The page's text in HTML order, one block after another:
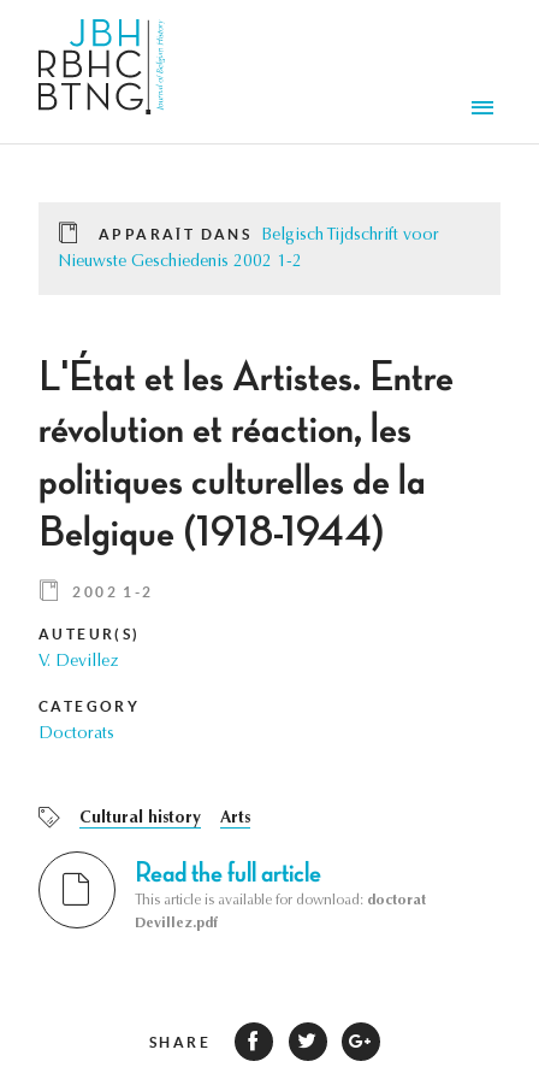
APPARAÎT DANS
Belgisch Tijdschrift voor
Nieuwste Geschiedenis 2002 1-2
L'État et les Artistes. Entre
révolution et réaction, les
politiques culturelles de la
Belgique (1918-1944)
2002 1-2
AUTEUR(S)
V. Devillez
CATEGORY
Doctorats
Cultural history Arts
Read the full article
This article is available for download: doctorat
Devillez.pdf
SHARE